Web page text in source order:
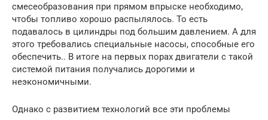
смесеобразования при прямом впрыске необходимо,
чтобы топливо хорошо распылялось. То есть
подавалось в цилиндры под большим давлением. А для
этого требовались специальные насосы, способные его
обеспечить.. В итоге на первых порах двигатели с такой
системой питания получались дорогими и
неэкономичными.
Однако с развитием технологий все эти проблемы